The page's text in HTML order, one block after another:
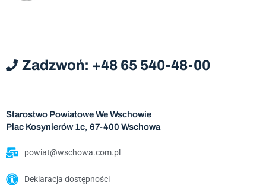
Zadzwoń: +48 65 540-48-00
Starostwo Powiatowe We Wschowie
Plac Kosynierów 1c, 67-400 Wschowa
powiat@wschowa.com.pl
Deklaracja dostępności